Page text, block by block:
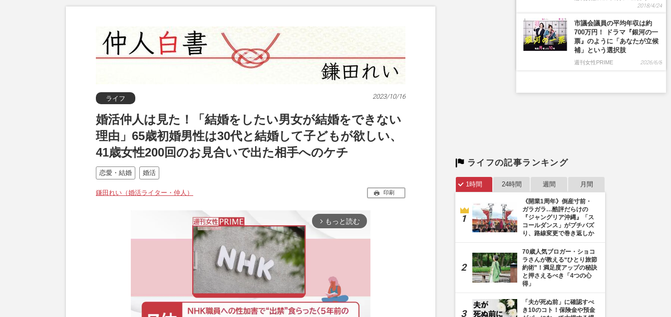
ライフ 2023/10/16
婚活仲人は見た！「結婚をしたい男女が結婚をできない
理由」65歳初婚男性は30代と結婚して子どもが欲しい、
41歳女性200回のお見合いで出た相手へのケチ
恋愛・結婚 婚活
鎌田れい（婚活ライター・仲人） 印刷
arrow_forward_ios もっと読む
ライフの記事ランキング
1時間 24時間 週間 月間
《開業1周年》倒産寸前・
ガラガラ…酷評だらけの
『ジャングリア沖縄』「ス
コールダンス」がプチバズ
り、路線変更で巻き返しか
70歳人気ブロガー・ショコ
ラさんが教える“ひとり旅節
約術”！満足度アップの秘訣
と押さえるべき「4つの心
得」
「夫が死ぬ前」に確認すべ
き10のコト！保険金や預金
2018/4/24
市議会議員の平均年収は約
700万円！ ドラマ『銀河の一
票』のように「あなたが立候
補」という選択肢
週刊女性PRIME 2026/6/8